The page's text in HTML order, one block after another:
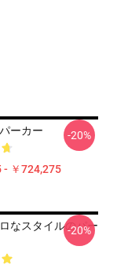
ーカー
- ￥724,275
-20%
なスタイルのパー
-20%